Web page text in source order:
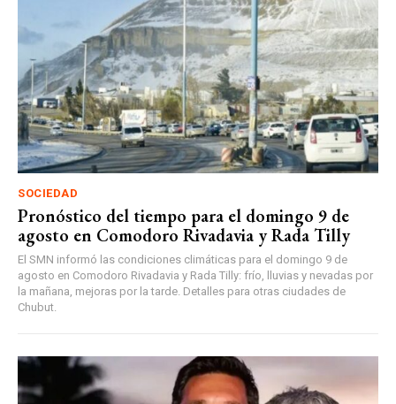
SOCIEDAD
Pronóstico del tiempo para el domingo 9 de
agosto en Comodoro Rivadavia y Rada Tilly
El SMN informó las condiciones climáticas para el domingo 9 de
agosto en Comodoro Rivadavia y Rada Tilly: frío, lluvias y nevadas por
la mañana, mejoras por la tarde. Detalles para otras ciudades de
Chubut.